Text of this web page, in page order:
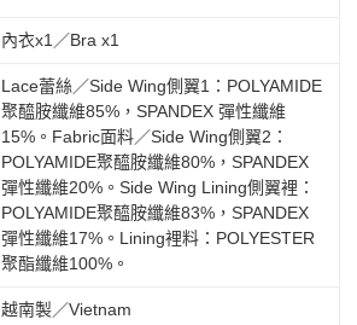
內衣x1／Bra x1
Lace蕾絲／Side Wing側翼1：POLYAMIDE
聚醯胺纖維85%，SPANDEX 彈性纖維
15%。Fabric面料／Side Wing側翼2：
POLYAMIDE聚醯胺纖維80%，SPANDEX
彈性纖維20%。Side Wing Lining側翼裡：
POLYAMIDE聚醯胺纖維83%，SPANDEX
彈性纖維17%。Lining裡料：POLYESTER
聚酯纖維100%。
越南製／Vietnam